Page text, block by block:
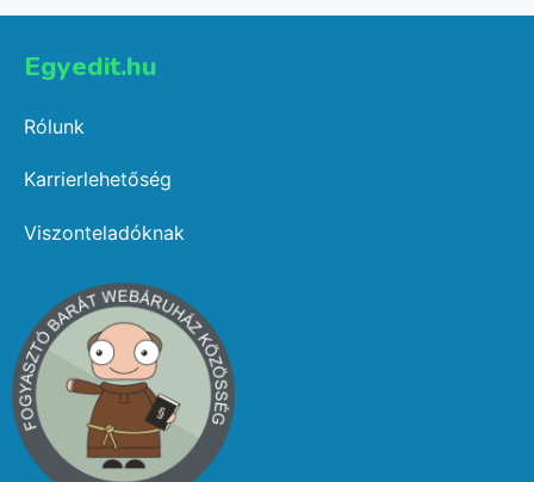
Egyedit.hu
Rólunk
Karrierlehetőség
Viszonteladóknak